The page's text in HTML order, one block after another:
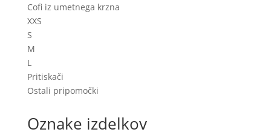
Cofi iz umetnega krzna
XXS
S
M
L
Pritiskači
Ostali pripomočki
Oznake izdelkov